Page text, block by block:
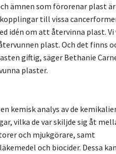
ämnen som förorenar plast är
till vissa
idén om att återvinna plast. Vi
plast. Och det finns
giftig, säger Bethanie
plaster.
kemisk analys av de
vilka de var skiljde sig åt
och mjukgörare, samt
och biocider. Dessa